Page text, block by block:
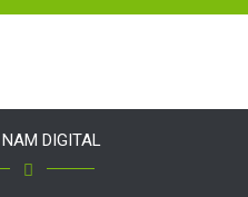
DIGITAL